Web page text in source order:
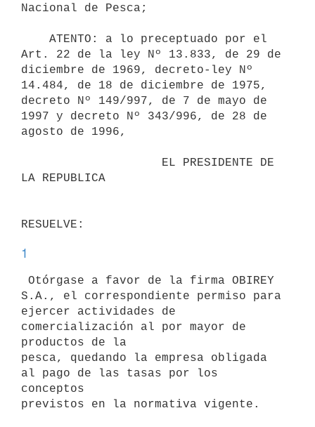
Nacional de Pesca;
Art. 22 de la ley Nº 13.833, de 29 de
diciembre de 1969, decreto-ley Nº
14.484, de 18 de diciembre de 1975,
decreto Nº 149/997, de 7 de mayo de
1997 y decreto Nº 343/996, de 28 de
agosto de 1996,
LA REPUBLICA
1
S.A., el correspondiente permiso para
ejercer actividades de
comercialización al por mayor de
productos de la
pesca, quedando la empresa obligada
al pago de las tasas por los
conceptos
previstos en la normativa vigente.